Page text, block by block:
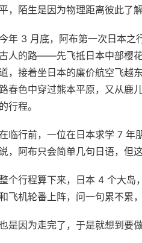
，陌生是因为物理距离彼此了
年 3 月底，阿布第一次日本之
人的路——先飞抵日本中部樱
，接着坐日本的廉价航空飞越
路春色中穿过熊本平原，又从鹿
的行程。
临行前，一位在日本求学 7 年
，阿布只会简单几句日语，但
个行程算下来，日本 4 个大岛
飞机轮番上阵，问一句累不累
是因为走完了，于是就想到要